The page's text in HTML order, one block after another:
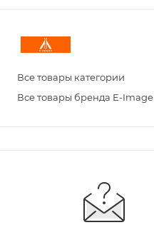
Все товары категории
Все товары бренда E-Image